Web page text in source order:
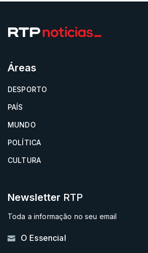
Áreas
DESPORTO
PAÍS
MUNDO
POLÍTICA
CULTURA
Newsletter RTP
Toda a informação no seu email
O Essencial